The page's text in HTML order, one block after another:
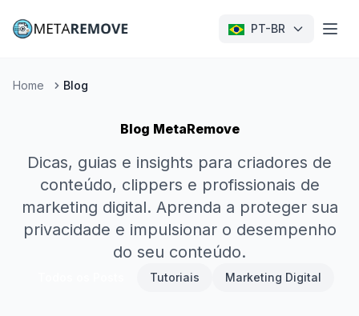
PT-BR
Home Blog
Blog MetaRemove
Dicas, guias e insights para criadores de
conteúdo, clippers e profissionais de
marketing digital. Aprenda a proteger sua
privacidade e impulsionar o desempenho
do seu conteúdo.
Tutoriais Marketing Digital